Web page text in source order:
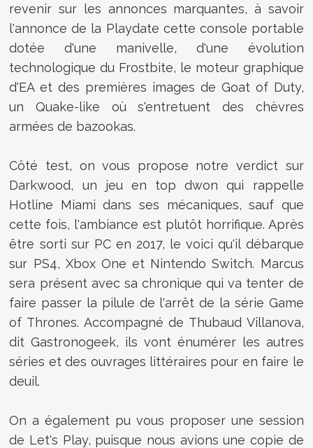
revenir sur les annonces marquantes, à savoir
l'annonce de la Playdate cette console portable
dotée d'une manivelle, d'une évolution
technologique du Frostbite, le moteur graphique
d'EA et des premières images de Goat of Duty,
un Quake-like où s'entretuent des chèvres
armées de bazookas.
Côté test, on vous propose notre verdict sur
Darkwood, un jeu en top dwon qui rappelle
Hotline Miami dans ses mécaniques, sauf que
cette fois, l'ambiance est plutôt horrifique. Après
être sorti sur PC en 2017, le voici qu'il débarque
sur PS4, Xbox One et Nintendo Switch. Marcus
sera présent avec sa chronique qui va tenter de
faire passer la pilule de l'arrêt de la série Game
of Thrones. Accompagné de Thubaud Villanova,
dit Gastronogeek, ils vont énumérer les autres
séries et des ouvrages littéraires pour en faire le
deuil.
On a également pu vous proposer une session
de Let's Play, puisque nous avions une copie de